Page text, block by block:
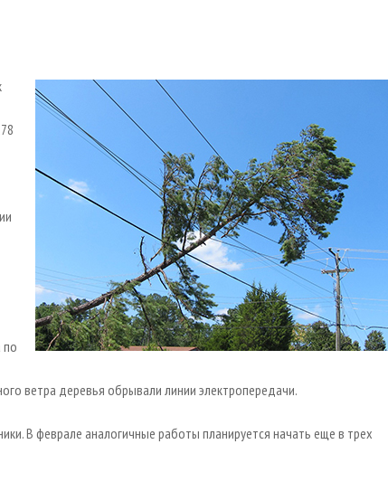
по
ветра деревья обрывали линии электропередачи.
В феврале аналогичные работы планируется начать еще в трех